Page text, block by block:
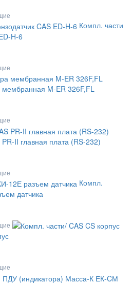
Компл. части
H-6
мембранная M-ER 326F,FL
II главная плата (RS-232)
Компл.
датчика